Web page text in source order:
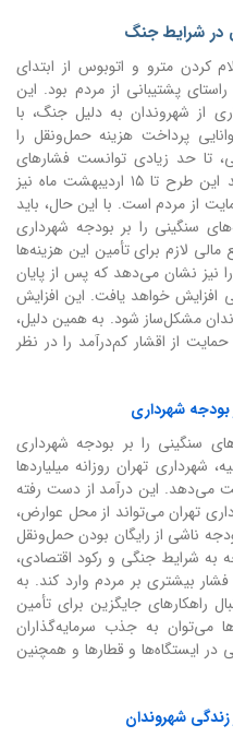
در شرایط جنگ
کردن مترو و اتوبوس از ابتدای
پشتیبانی از مردم بود. این
از شهروندان به دلیل جنگ، با
پرداخت هزینه حمل‌ونقل را
تا حد زیادی توانست فشارهای
اقتصادی را بر مردم کاهش دهد. تمدید این طرح تا ۱۵ اردیبهشت ماه نیز
از مردم است. با این حال، باید
سنگینی را بر بودجه شهرداری
لازم برای تأمین این هزینه‌ها
نیز نشان می‌دهد که پس از پایان
افزایش خواهد یافت. این افزایش
مشکل‌ساز شود. به همین دلیل،
از اقشار کم‌درآمد را در نظر
بودجه شهرداری
سنگینی را بر بودجه شهرداری
شهرداری تهران روزانه میلیاردها
می‌دهد. این درآمد از دست رفته
تهران می‌تواند از محل عوارض،
ناشی از رایگان بودن حمل‌ونقل
به شرایط جنگی و رکود اقتصادی،
بیشتری بر مردم وارد کند. به
راهکارهای جایگزین برای تأمین
می‌توان به جذب سرمایه‌گذاران
در ایستگاه‌ها و قطارها و همچنین
شهروندان